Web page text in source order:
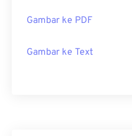
Gambar ke PDF
Gambar ke Text